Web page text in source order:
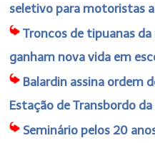
seletivo para motoristas
Troncos de tipuanas
ganham nova vida em
Balardin assina ordem
Estação de Transbordo da
Seminário pelos 20